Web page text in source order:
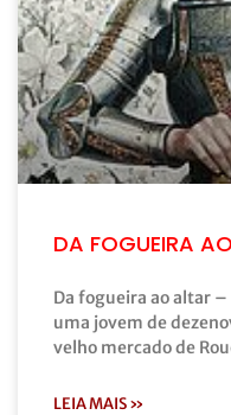
DA FOGUEIRA
Da fogueira ao altar
uma jovem de
velho mercado de
LEIA MAIS »